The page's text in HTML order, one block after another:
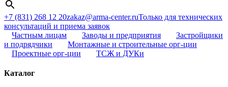
+7 (831) 268 12 20zakaz@arma-center.ruТолько для технических
консультаций и приема заявок
Частным лицам
Заводы и предприятия
Застройщики
и подрядчики
Монтажные и строительные орг-ции
Проектные орг-ции
ТСЖ и ДУКи
Каталог